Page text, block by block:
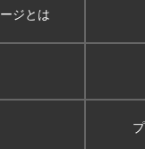
ジとは